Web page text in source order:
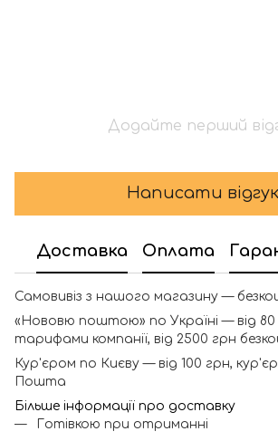
Додайте перший
Написати відгук
Доставка Оплата
Самовивіз з нашого магазину —
«Нововю поштою» по Україні — від 80
тарифами компанії, від 2500 грн
Кур'єром по Києву — від 100 грн,
Пошта
Більше інформації про доставку
Готівкою при отриманні